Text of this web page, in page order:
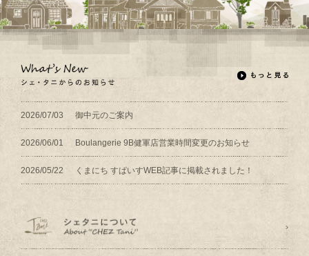
2026/07/03 御中元のご案内
2026/06/01 Boulangerie 9B健軍店営業時間変更のお知らせ
2026/05/22 くまにち すぱいすWEB記事に掲載されました！